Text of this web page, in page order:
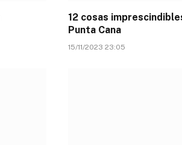
12 cosas
Punta Cana
15/11/2023 23:05